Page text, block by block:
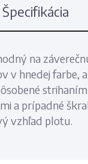
Špecifikácia
na
v hnedej farbe,
a prípadné
vzhľad plotu.